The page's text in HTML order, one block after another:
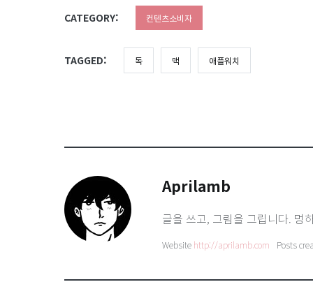
CATEGORY: 컨텐츠소비자
TAGGED: 독 맥 애플워치
Aprilamb
글을 쓰고, 그림을 그립니다. 멍
Website http://aprilamb.com Posts